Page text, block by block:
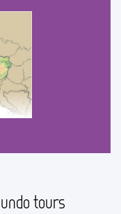
tours